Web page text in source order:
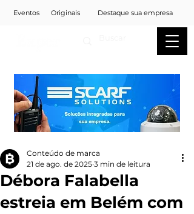
Eventos Originais Destaque sua empresa
Débora Falabella
estreia em Belém com
Conteúdo de marca
21 de ago. de 2025 3 min de leitura